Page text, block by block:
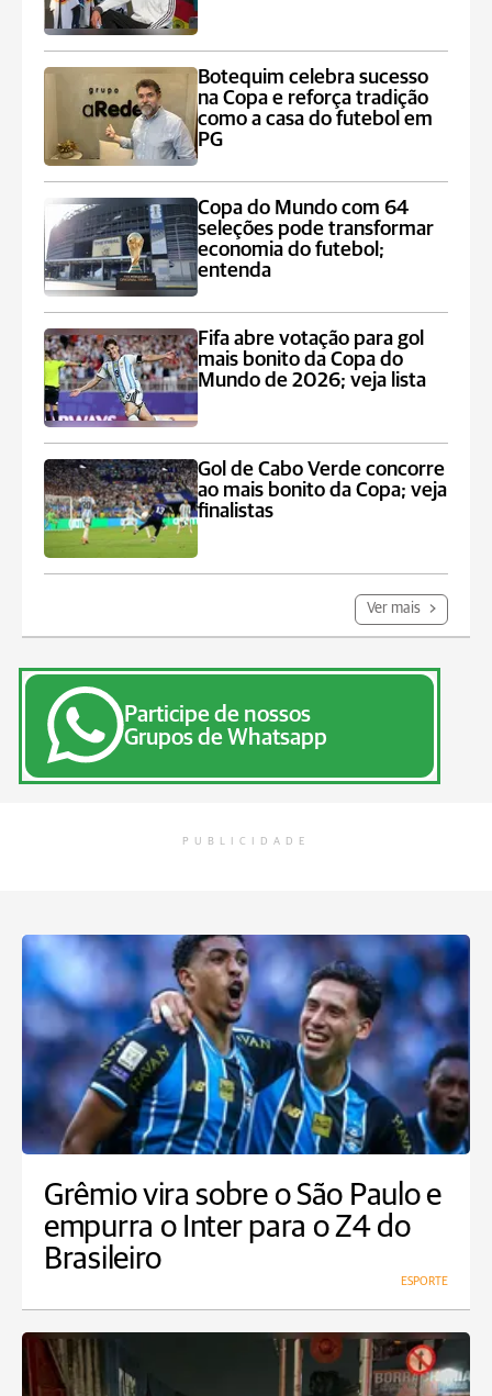
Botequim celebra sucesso
na Copa e reforça tradição
como a casa do futebol em
PG
Copa do Mundo com 64
seleções pode transformar
economia do futebol;
entenda
Fifa abre votação para gol
mais bonito da Copa do
Mundo de 2026; veja lista
Gol de Cabo Verde concorre
ao mais bonito da Copa; veja
finalistas
Ver mais
Participe de nossos
Grupos de Whatsapp
PUBLICIDADE
Grêmio vira sobre o São Paulo e
empurra o Inter para o Z4 do
Brasileiro
ESPORTE